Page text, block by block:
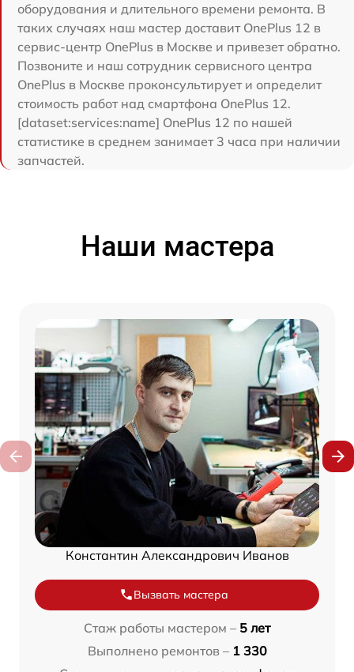
оборудования и длительного времени ремонта. В
таких случаях наш мастер доставит OnePlus 12 в
сервис-центр OnePlus в Москве и привезет обратно.
Позвоните и наш сотрудник сервисного центра
OnePlus в Москве проконсультирует и определит
стоимость работ над смартфона OnePlus 12.
[dataset:services:name] OnePlus 12 по нашей
статистике в среднем занимает 3 часа при наличии
запчастей.
Наши мастера
Константин Александрович Иванов
Вызвать мастера
Стаж работы мастером – 5 лет
Выполнено ремонтов – 1 330